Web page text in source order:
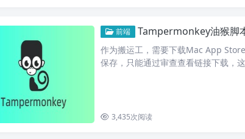
前端 Tampermonkey油猴脚
作为搬运工，需要下载Mac App
保存，只能通过审查查看链接下载，
3,435次阅读